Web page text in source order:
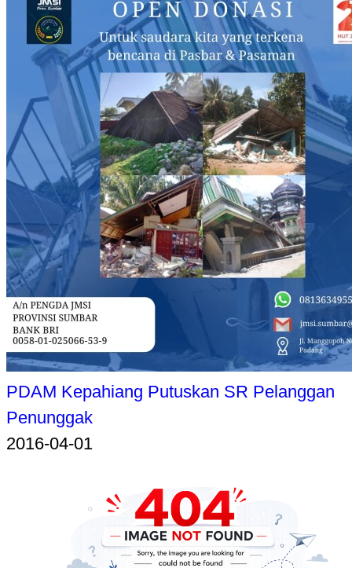
PDAM Kepahiang Putuskan SR Pelanggan
Penunggak
2016-04-01